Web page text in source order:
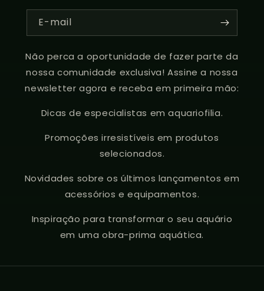
E-mail
Não perca a oportunidade de fazer parte da
nossa comunidade exclusiva! Assine a nossa
newsletter agora e receba em primeira mão:
Dicas de especialistas em aquariofilia.
Promoções irresistíveis em produtos
selecionados.
Novidades sobre os últimos lançamentos em
acessórios e equipamentos.
Inspiração para transformar o seu aquário
em uma obra-prima aquática.